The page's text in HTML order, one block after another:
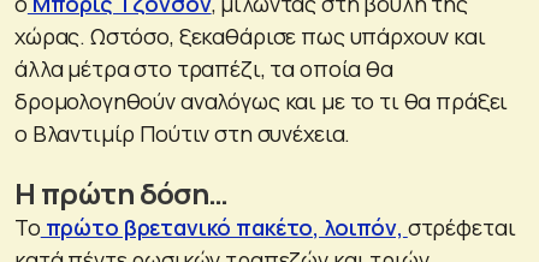
χώρας. Ωστόσο, ξεκαθάρισε πως υπάρχουν και
άλλα μέτρα στο τραπέζι, τα οποία θα
δρομολογηθούν αναλόγως και με το τι θα πράξει
ο Βλαντιμίρ Πούτιν στη συνέχεια.
Η πρώτη δόση…
Το πρώτο βρετανικό πακέτο, λοιπόν, στρέφεται